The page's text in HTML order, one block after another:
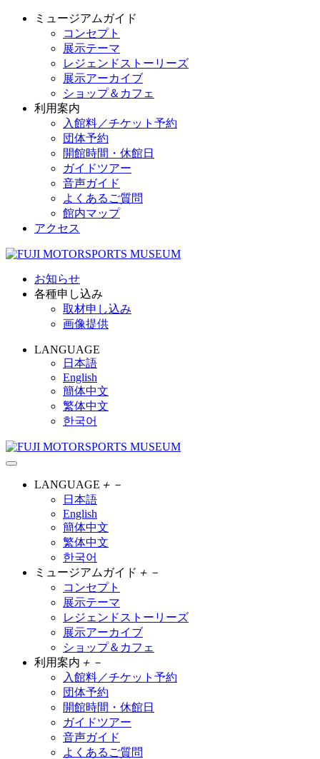
ミュージアムガイド
コンセプト
展示テーマ
レジェンドストーリーズ
展示アーカイブ
ショップ＆カフェ
利用案内
入館料／チケット予約
団体予約
開館時間・休館日
ガイドツアー
音声ガイド
よくあるご質問
館内マップ
アクセス
お知らせ
各種申し込み
取材申し込み
画像提供
LANGUAGE
日本語
English
簡体中文
繁体中文
한국어
LANGUAGE ＋ －
日本語
English
簡体中文
繁体中文
한국어
ミュージアムガイド ＋ －
コンセプト
展示テーマ
レジェンドストーリーズ
展示アーカイブ
ショップ＆カフェ
利用案内 ＋ －
入館料／チケット予約
団体予約
開館時間・休館日
ガイドツアー
音声ガイド
よくあるご質問